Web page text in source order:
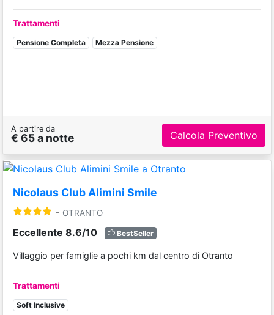
Trattamenti
Pensione Completa Mezza Pensione
A partire da
€ 65 a notte Calcola Preventivo
Nicolaus Club Alimini Smile
- OTRANTO
Eccellente 8.6/10 BestSeller
Villaggio per famiglie a pochi km dal centro di Otranto
Trattamenti
Soft Inclusive